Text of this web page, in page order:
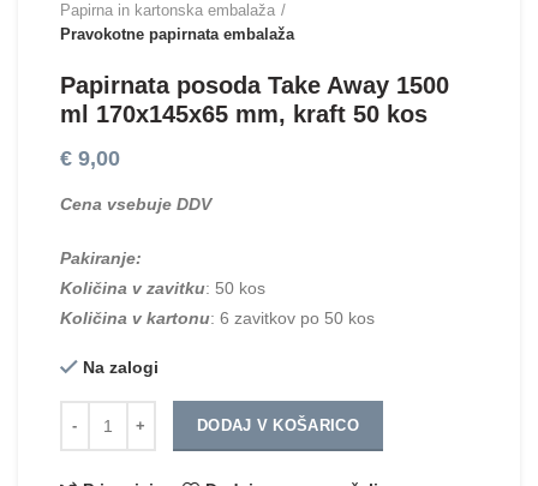
Papirna in kartonska embalaža
Pravokotne papirnata embalaža
Papirnata posoda Take Away 1500
ml 170x145x65 mm, kraft 50 kos
€ 9,00
Cena vsebuje DDV
Pakiranje:
Količina v zavitku: 50 kos
Količina v kartonu: 6 zavitkov po 50 kos
Na zalogi
DODAJ V KOŠARICO